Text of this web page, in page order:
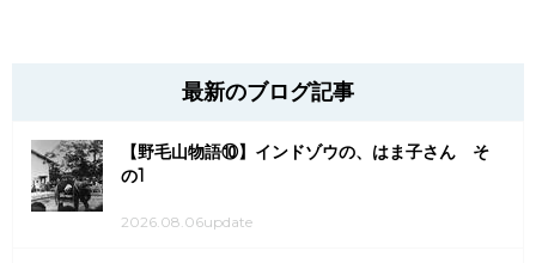
最新のブログ記事
【野毛山物語⑩】インドゾウの、はま子さん そ
の1
2026.08.06update